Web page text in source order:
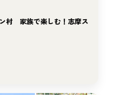
村 家族で楽しむ！志摩ス